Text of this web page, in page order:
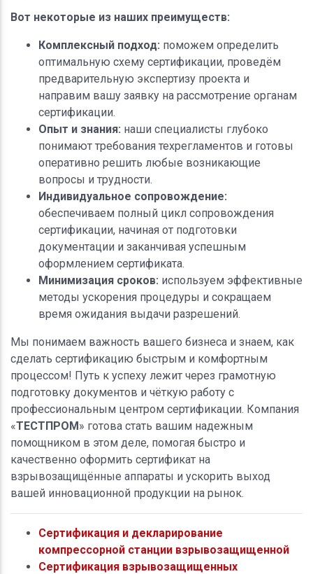
Вот некоторые из наших преимуществ:
Комплексный подход: поможем определить
оптимальную схему сертификации, проведём
предварительную экспертизу проекта и
направим вашу заявку на рассмотрение органам
сертификации.
Опыт и знания: наши специалисты глубоко
понимают требования техрегламентов и готовы
оперативно решить любые возникающие
вопросы и трудности.
Индивидуальное сопровождение:
обеспечиваем полный цикл сопровождения
сертификации, начиная от подготовки
документации и заканчивая успешным
оформлением сертификата.
Минимизация сроков: используем эффективные
методы ускорения процедуры и сокращаем
время ожидания выдачи разрешений.
Мы понимаем важность вашего бизнеса и знаем, как
сделать сертификацию быстрым и комфортным
процессом! Путь к успеху лежит через грамотную
подготовку документов и чёткую работу с
профессиональным центром сертификации. Компания
«ТЕСТПРОМ» готова стать вашим надежным
помощником в этом деле, помогая быстро и
качественно оформить сертификат на
взрывозащищённые аппараты и ускорить выход
вашей инновационной продукции на рынок.
Сертификация и декларирование
компрессорной станции взрывозащищенной
Сертификация взрывозащищенных